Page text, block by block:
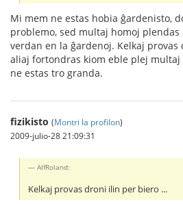
Mi mem ne estas hobia ĝardenisto,
problemo, sed multaj homoj
verdan en la ĝardenoj. Kelkaj
aliaj fortondras kiom eble plej
ne estas tro granda.
fizikisto (Montri la profilon)
2009-julio-28 21:09:31
AlfRoland:
Kelkaj provas droni ilin per biero ...